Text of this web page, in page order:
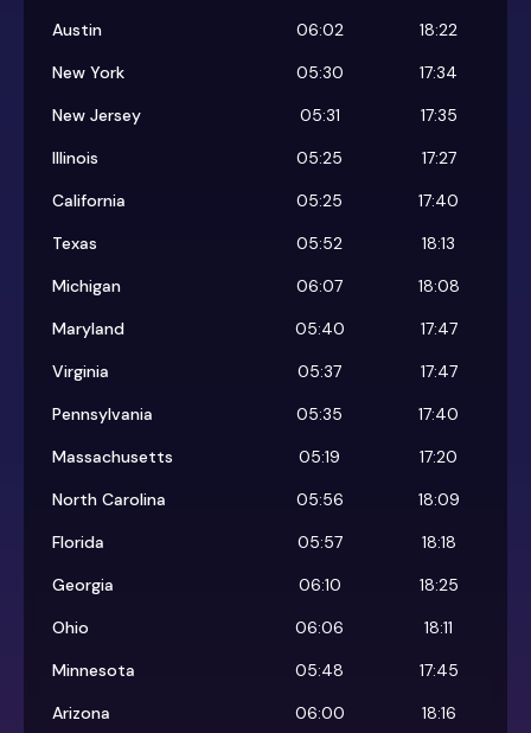
Austin
06:02
18:22
New York
05:30
17:34
New Jersey
05:31
17:35
Illinois
05:25
17:27
California
05:25
17:40
Texas
05:52
18:13
Michigan
06:07
18:08
Maryland
05:40
17:47
Virginia
05:37
17:47
Pennsylvania
05:35
17:40
Massachusetts
05:19
17:20
North Carolina
05:56
18:09
Florida
05:57
18:18
Georgia
06:10
18:25
Ohio
06:06
18:11
Minnesota
05:48
17:45
Arizona
06:00
18:16